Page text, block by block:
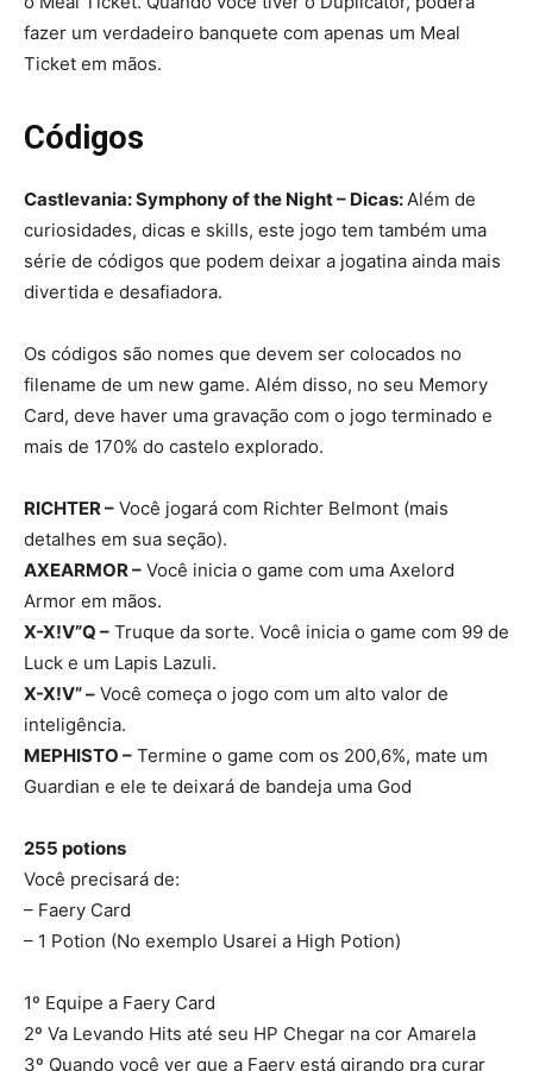
fazer um verdadeiro banquete com apenas um Meal
Ticket em mãos.
Códigos
Castlevania: Symphony of the Night – Dicas: Além de
curiosidades, dicas e skills, este jogo tem também uma
série de códigos que podem deixar a jogatina ainda mais
divertida e desafiadora.
Os códigos são nomes que devem ser colocados no
filename de um new game. Além disso, no seu Memory
Card, deve haver uma gravação com o jogo terminado e
mais de 170% do castelo explorado.
RICHTER – Você jogará com Richter Belmont (mais
detalhes em sua seção).
AXEARMOR – Você inicia o game com uma Axelord
Armor em mãos.
X-X!V”Q – Truque da sorte. Você inicia o game com 99 de
Luck e um Lapis Lazuli.
X-X!V” – Você começa o jogo com um alto valor de
inteligência.
MEPHISTO – Termine o game com os 200,6%, mate um
Guardian e ele te deixará de bandeja uma God
255 potions
Você precisará de:
– Faery Card
– 1 Potion (No exemplo Usarei a High Potion)
1º Equipe a Faery Card
2º Va Levando Hits até seu HP Chegar na cor Amarela
3º Quando você ver que a Faery está girando pra curar